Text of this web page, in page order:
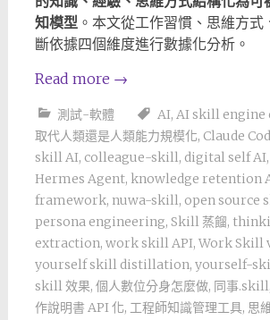
知模型。本文從工作習慣、思維方式
斷依據四個維度進行數據化分析。
Read more →
測試-軟體 AI, AI skill engine
取代人類還是人類能力規模化, Claude
skill AI, colleague-skill, digital self AI,
Hermes Agent, knowledge retention
framework, nuwa-skill, open
persona engineering, Skill 蒸餾,
extraction, work skill API, Work Skill
yourself skill distillation, yourself-
skill 效果, 個人數位分身怎麼做, 同事.skill,
作說明書 API 化, 工程師知識管理工具, 思